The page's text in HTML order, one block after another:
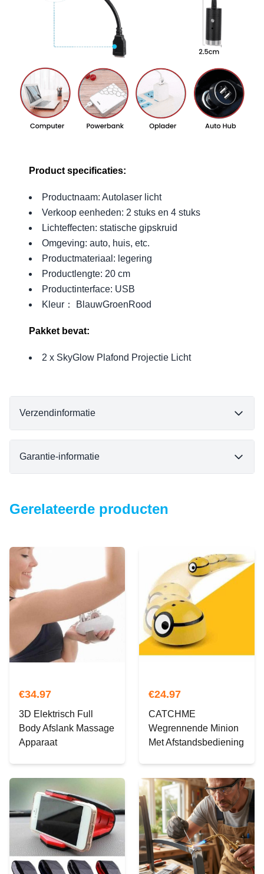
Product specificaties:
Productnaam: Autolaser licht
Verkoop eenheden: 2 stuks en 4 stuks
Lichteffecten: statische gipskruid
Omgeving: auto, huis, etc.
Productmateriaal: legering
Productlengte: 20 cm
Productinterface: USB
Kleur： BlauwGroenRood
Pakket bevat:
2 x SkyGlow Plafond Projectie Licht
Verzendinformatie
Garantie-informatie
Gerelateerde producten
€34.97
3D Elektrisch Full
Body Afslank Massage
Apparaat
€24.97
CATCHME
Wegrennende Minion
Met Afstandsbediening